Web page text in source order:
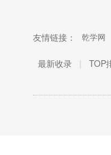
友情链接： 乾学网
最新收录 | TOP